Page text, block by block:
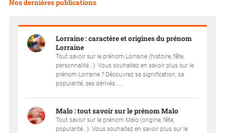
Nos dernières publications
Lorraine : caractère et origines du prénom
Lorraine
Tout savoir sur le prénom Lorraine (histoire, fête,
personnalité…). Vous souhaitez en savoir plus sur le
prénom Lorraine ? Découvrez sa signification, sa
popularité, ses dérivés......
Malo : tout savoir sur le prénom Malo
Tout savoir sur le prénom Malo (origine, fête,
popularité…). Vous souhaitez en savoir plus sur le